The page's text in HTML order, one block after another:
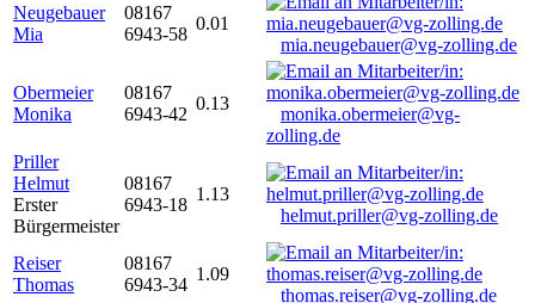
Neugebauer
Mia
08167
6943-58
0.01
mia.neugebauer@vg-zolling.de
Obermeier
Monika
08167
6943-42
0.13
monika.obermeier@vg-
zolling.de
Priller
Helmut
Erster
Bürgermeister
08167
6943-18
1.13
helmut.priller@vg-zolling.de
Reiser
Thomas
08167
6943-34
1.09
thomas.reiser@vg-zolling.de